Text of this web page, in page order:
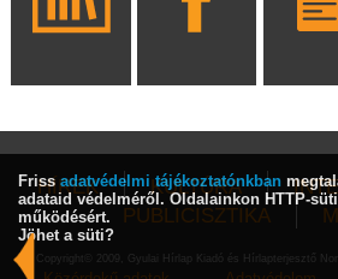
HÍREK KULTÚRA
PUBLICISZTIKA
Copyright© 2009, Gyulai Hírlap Kiadó és Hírlapterjesztő
Friss adatvédelmi tájékoztatónkban
adataid védelméről. Oldalainkon HTTP-
működésért.
Jöhet a süti?